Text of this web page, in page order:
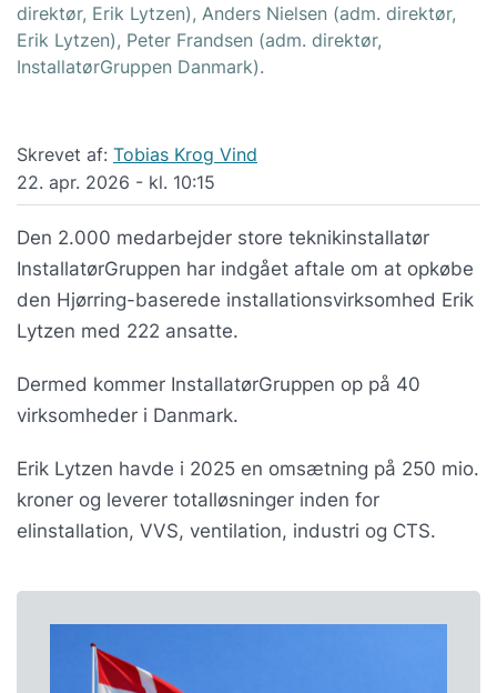
direktør, Erik Lytzen), Anders Nielsen (adm. direktør,
Erik Lytzen), Peter Frandsen (adm. direktør,
InstallatørGruppen Danmark).
Skrevet af: Tobias Krog Vind
22. apr. 2026 - kl. 10:15
Den 2.000 medarbejder store teknikinstallatør
InstallatørGruppen har indgået aftale om at opkøbe
den Hjørring-baserede installationsvirksomhed Erik
Lytzen med 222 ansatte.
Dermed kommer InstallatørGruppen op på 40
virksomheder i Danmark.
Erik Lytzen havde i 2025 en omsætning på 250 mio.
kroner og leverer totalløsninger inden for
elinstallation, VVS, ventilation, industri og CTS.